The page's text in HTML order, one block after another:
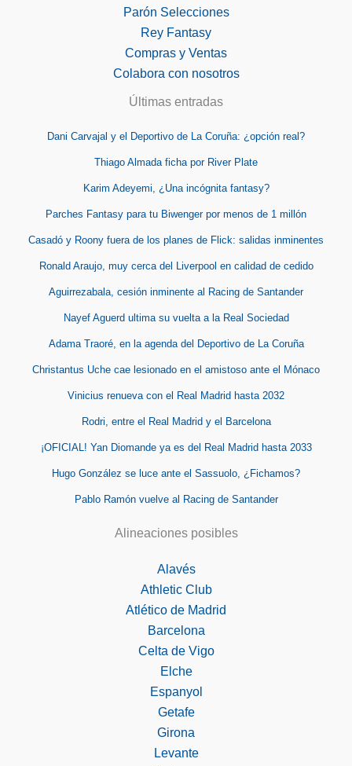
Parón Selecciones
Rey Fantasy
Compras y Ventas
Colabora con nosotros
Últimas entradas
Dani Carvajal y el Deportivo de La Coruña: ¿opción real?
Thiago Almada ficha por River Plate
Karim Adeyemi, ¿Una incógnita fantasy?
Parches Fantasy para tu Biwenger por menos de 1 millón
Casadó y Roony fuera de los planes de Flick: salidas inminentes
Ronald Araujo, muy cerca del Liverpool en calidad de cedido
Aguirrezabala, cesión inminente al Racing de Santander
Nayef Aguerd ultima su vuelta a la Real Sociedad
Adama Traoré, en la agenda del Deportivo de La Coruña
Christantus Uche cae lesionado en el amistoso ante el Mónaco
Vinicius renueva con el Real Madrid hasta 2032
Rodri, entre el Real Madrid y el Barcelona
¡OFICIAL! Yan Diomande ya es del Real Madrid hasta 2033
Hugo González se luce ante el Sassuolo, ¿Fichamos?
Pablo Ramón vuelve al Racing de Santander
Alineaciones posibles
Alavés
Athletic Club
Atlético de Madrid
Barcelona
Celta de Vigo
Elche
Espanyol
Getafe
Girona
Levante